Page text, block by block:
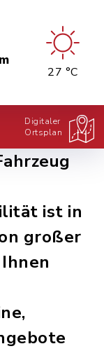
27 °C
Digitaler
Ortsplan
ist in
großer